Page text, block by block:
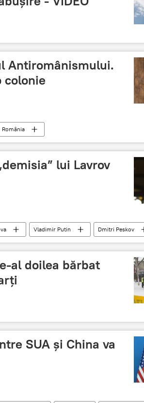
Antiromânismului.
colonie
România
lui Lavrov
Vladimir Putin
Dmitri Peskov
Kremlin Facebook
Guvern
al doilea bărbat
SUA și China va